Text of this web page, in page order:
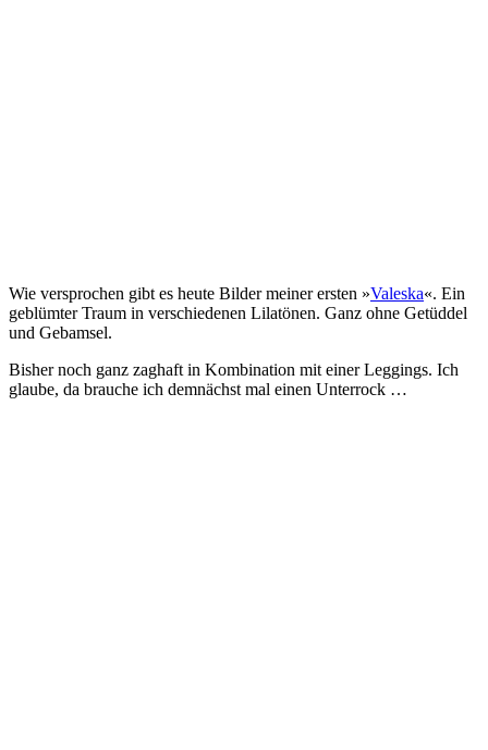
Wie versprochen gibt es heute Bilder meiner ersten »Valeska«. Ein
geblümter Traum in verschiedenen Lilatönen. Ganz ohne Getüddel
und Gebamsel.
Bisher noch ganz zaghaft in Kombination mit einer Leggings. Ich
glaube, da brauche ich demnächst mal einen Unterrock …